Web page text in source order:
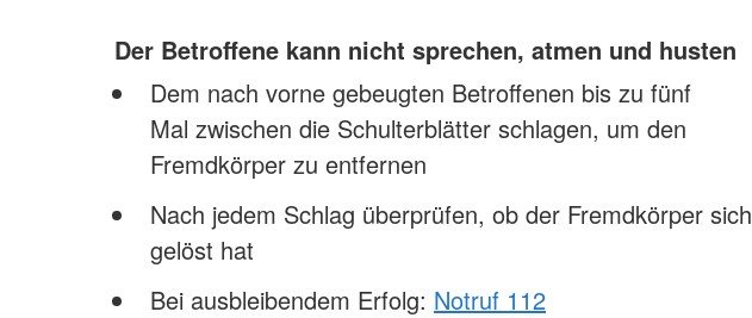
Der Betroffene kann nicht sprechen, atmen und husten
Dem nach vorne gebeugten Betroffenen bis zu fünf
Mal zwischen die Schulterblätter schlagen, um den
Fremdkörper zu entfernen
Nach jedem Schlag überprüfen, ob der Fremdkörper sich
gelöst hat
Bei ausbleibendem Erfolg: Notruf 112